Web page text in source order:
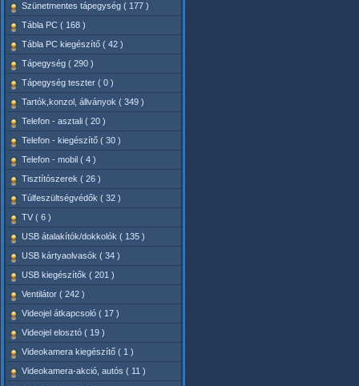
Szünetmentes tápegység ( 177 )
Tábla PC ( 168 )
Tábla PC kiegészítő ( 42 )
Tápegység ( 290 )
Tápegység teszter ( 0 )
Tartók,konzol, állványok ( 349 )
Telefon - asztali ( 20 )
Telefon - kiegészítő ( 30 )
Telefon - mobil ( 4 )
Tisztítószerek ( 26 )
Túlfeszültségvédők ( 32 )
TV ( 6 )
USB átalakítók/dokkolók ( 135 )
USB kártyaolvasók ( 34 )
USB kiegészítők ( 201 )
Ventilátor ( 242 )
Videojel átkapcsoló ( 17 )
Videojel elosztó ( 19 )
Videokamera kiegészítő ( 1 )
Videokamera-akció, autós ( 11 )